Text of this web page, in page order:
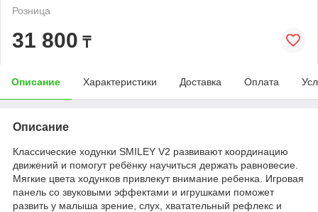
Розница
31 800 ₸
Описание Характеристики Доставка Оплата
Описание
Классические ходунки SMILEY V2 развивают координацию
движений и помогут ребёнку научиться держать равновесие.
Мягкие цвета ходунков привлекут внимание ребенка. Игровая
панель со звуковыми эффектами и игрушками поможет
развить у малыша зрение, слух, хватательный рефлекс и